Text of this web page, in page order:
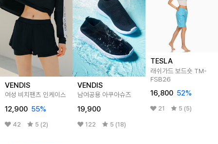
VENDIS
여성 비치팬츠 인케이스
12,900 55%
42 5 (2)
VENDIS
남여공용 아쿠아슈즈
19,900
122 5 (18)
TESLA
래쉬가드 보드숏 TM-
FSB26
16,800 52%
21 5 (5)